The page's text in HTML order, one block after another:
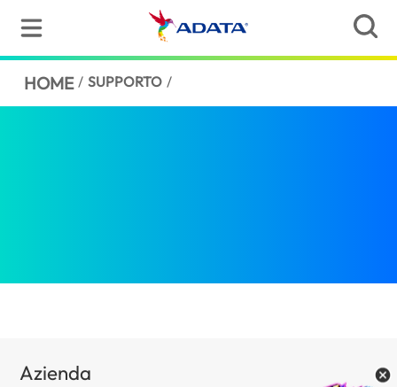
HOME / SUPPORTO /
Azienda